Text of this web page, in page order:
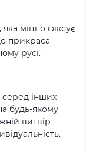
міцно фіксує
прикраса
русі.
серед інших
будь-якому
витвір